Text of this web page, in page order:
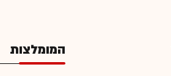
המומלצות